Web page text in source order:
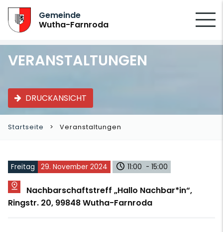
Gemeinde
Wutha-Farnroda
VERANSTALTUNGEN
DRUCKANSICHT
Startseite Veranstaltungen
Freitag 29. November 2024 11:00 - 15:00
Nachbarschaftstreff „Hallo Nachbar*in“,
Ringstr. 20, 99848 Wutha-Farnroda